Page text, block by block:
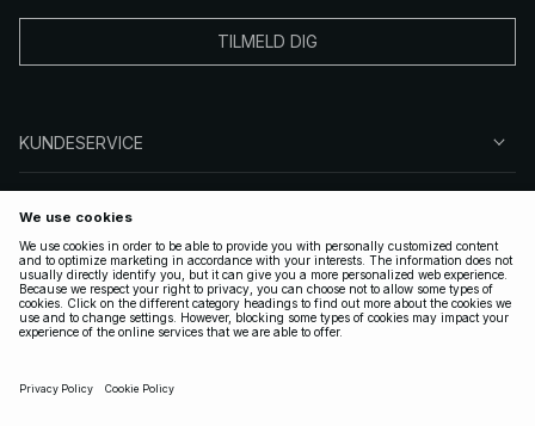
TILMELD DIG
KUNDESERVICE
FØLG OSS
LOVLIG